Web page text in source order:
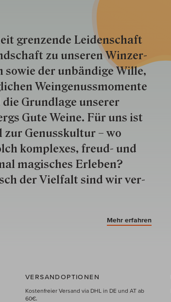
gren­zende Lei­den­schaft
zu unseren Win­zer­
so­wie der un­bän­dige Wille,
Wein­genuss­momente
Grund­lage unserer
Gute Weine. Für uns ist
zur Genuss­kultur – wo
kom­plexes, freud- und
ma­gisch­es Er­le­ben?
der Vielfalt sind wir ver­
Mehr erfahren
VERSANDOPTIONEN
Kostenfreier Versand via DHL in DE und AT ab
60€.